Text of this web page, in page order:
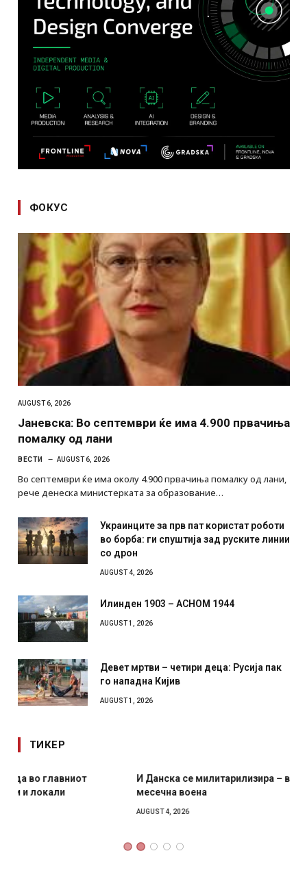
ФОКУС
AUGUST 6, 2026
Јаневска: Во септември ќе има 4.900 првачиња
помалку од лани
ВЕСТИ AUGUST 6, 2026
Во септември ќе има околу 4.900 првачиња помалку од лани,
рече денеска министерката за образование…
Украинците за прв пат користат роботи
во борба: ги спуштија зад руските линии
со дрон
AUGUST 4, 2026
Илинден 1903 – АСНОМ 1944
AUGUST 1, 2026
Девет мртви – четири деца: Русија пак
го нападна Кијив
AUGUST 1, 2026
ТИКЕР
И Данска се милитарилизира – воведува нова 11-
месечна воена